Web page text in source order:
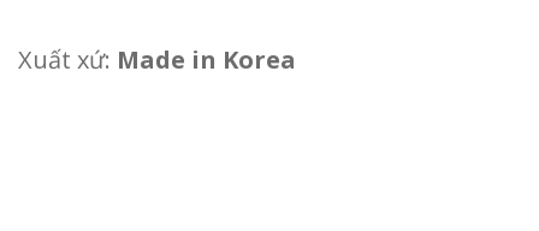
Xuất xứ: Made in Korea